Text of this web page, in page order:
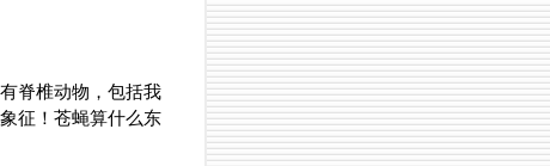
脊椎动物，包括我
征！苍蝇算什么东